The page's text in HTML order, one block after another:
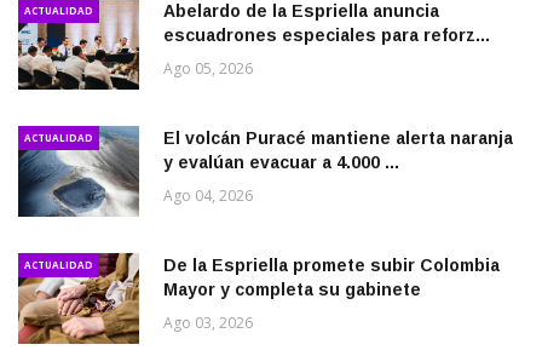
ACTUALIDAD
Abelardo de la Espriella anuncia
escuadrones especiales para reforz...
Ago 05, 2026
ACTUALIDAD
El volcán Puracé mantiene alerta naranja
y evalúan evacuar a 4.000 ...
Ago 04, 2026
ACTUALIDAD
De la Espriella promete subir Colombia
Mayor y completa su gabinete
Ago 03, 2026